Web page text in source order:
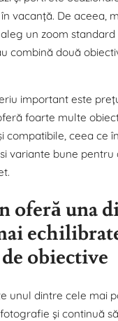
vacanță. De aceea,
un zoom standard
combină două
important este
foarte multe
compatibile, ceea ce
variante bune pentru
oferă una
obiective
unul dintre cele mai
și continuă